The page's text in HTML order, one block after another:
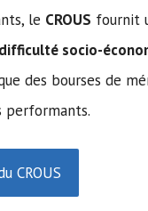
le CROUS fournit
difficulté socio-
des bourses de
performants.
CROUS